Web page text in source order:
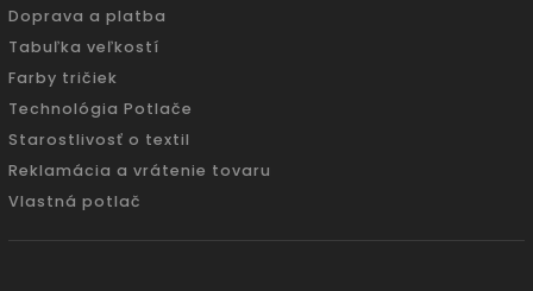
Doprava a platba
Tabuľka veľkostí
Farby tričiek
Technológia Potlače
Starostlivosť o textil
Reklamácia a vrátenie tovaru
Vlastná potlač